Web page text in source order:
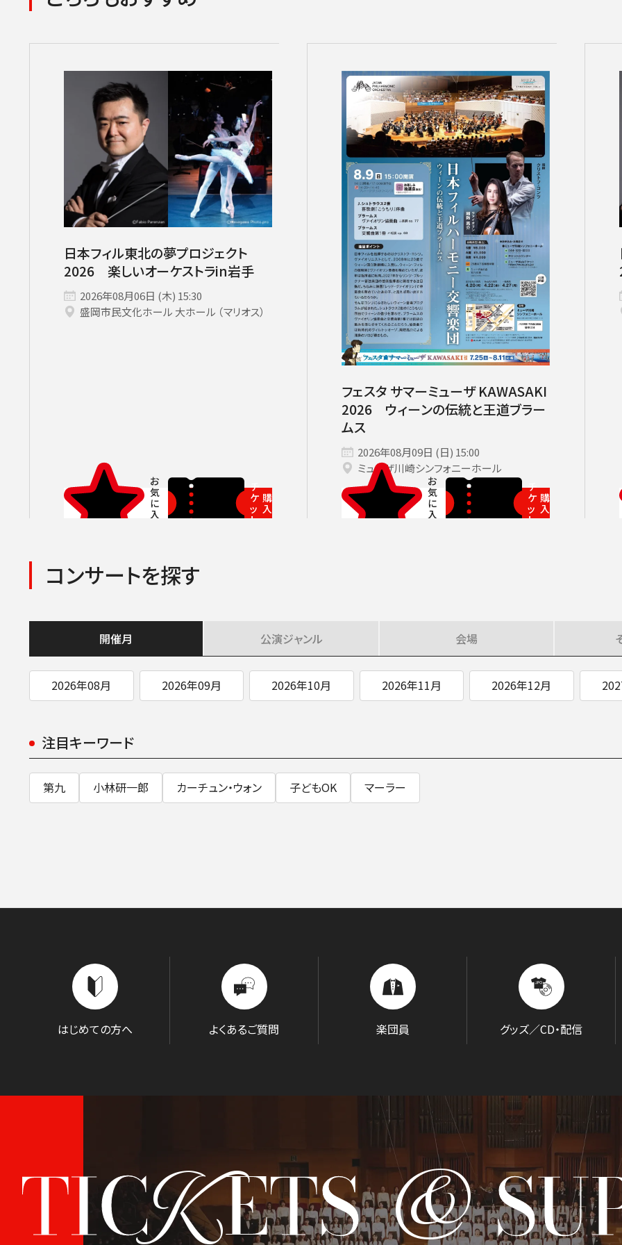
カーチュン・ウォン 子どもOK マーラー
コンサートの検索結果画面や詳細画面で「☆お気に入り」を押した公演情報のリスト
本機能はブラウザのキャッシュを使用しているためキャッシュ設定をご確認のうえご
コンサートの開催日時を過ぎた場合、リストから削除されます。
登録できるコンサート情報の上限は10件です。
チケットの販売状況は日々変化しているため、お早めのご購入をお願
2026年08月2026年09月 2026年11月2026年12月2027年01月2027年02月
東京定期演奏会横浜定期演奏会 名曲コンサート芸劇シリーズ コバケン・ワールド特別演奏会＆その
九州公演
第九特別演奏会 さいたま定期演奏会相模原定期演奏会府中どりーむコ
サントリーホール横浜みなとみらいホール 杉並公会堂ソニックシティ相模女子大学グリーンホール
カーチュン・ウォン［首席指揮者］ 小林研一郎［桂冠名誉指揮者］アレクサンドル・ラザレフ［桂冠指
広上淳一［フレンド・オブ・JPO（芸術顧問）］その他
グランドシート対象（70歳以上） ヤングシート対象（25歳以下） サポーターズクラブ特典対象
パトロ
メディア
出演者
公演情報
音楽の森
ABOUT US
日本フィルについて一覧
創立指揮者 渡邉曉雄
楽団員・活動
組織概要・沿革
アーカイブス
SOCIAL
音楽でつながる現場から
GOODS/
グッズ／CD・配信
日本フィル東北の夢プロジェクト
2026 楽しいオーケストラin岩手
2026年08月06日 (木) 15:30
盛岡市民文化ホール 大ホール （マリオス）
チ
ケ
ッ
ト
購
入
フェスタ サマーミューザ KAWASAKI
2026 ウィーンの伝統と王道ブラー
ムス
2026年08月09日 (日) 15:00
ミューザ川崎シンフォニーホール
チ
ケ
ッ
ト
購
入
コンサートを探す
開催月 公演ジャンル 会場
2026年08月 2026年09月 2026年10月 2026年11月 2026年12月
注目キーワード
第九 小林研一郎 カーチュン・ウォン 子どもOK マーラー
はじめての方へ よくあるご質問 楽団員 グッズ／CD・配信
TICKETS&